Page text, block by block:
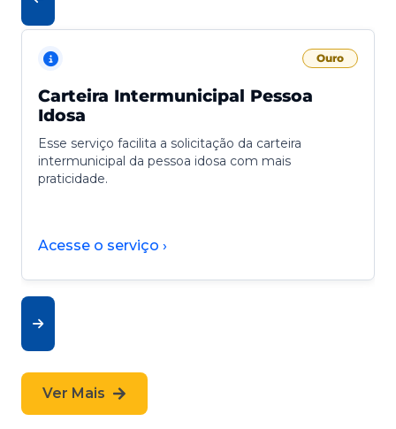
Ouro
Carteira Intermunicipal Pessoa
Idosa
Esse serviço facilita a solicitação da carteira
intermunicipal da pessoa idosa com mais
praticidade.
Acesse o serviço ›
Ver Mais